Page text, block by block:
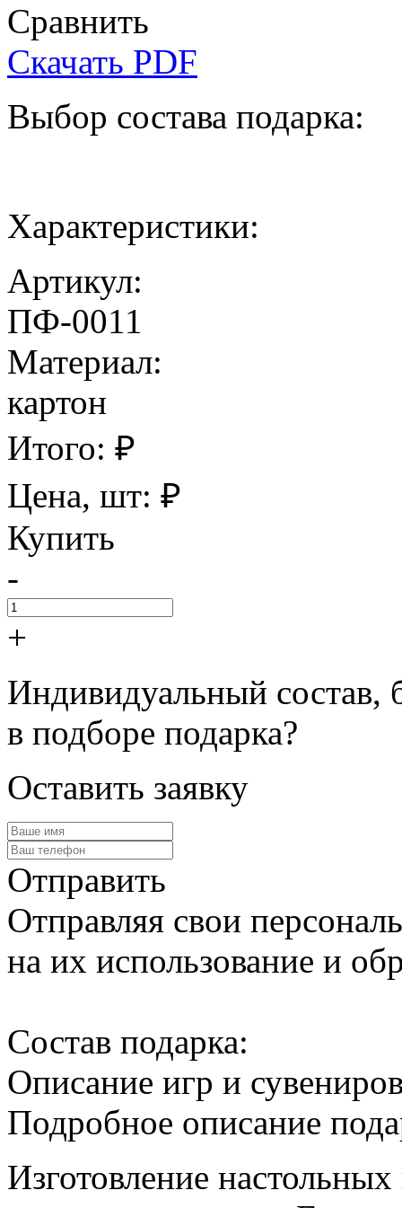
Сравнить
Скачать PDF
Выбор состава подарка:
Характеристики:
Артикул:
ПФ-0011
Материал:
картон
Итого: ₽
Цена, шт: ₽
Купить
-
+
Индивидуальный состав,
в подборе подарка?
Оставить заявку
Отправить
Отправляя свои
на их использование и
Cостав подарка:
Описание игр и
Подробное описание
Изготовление